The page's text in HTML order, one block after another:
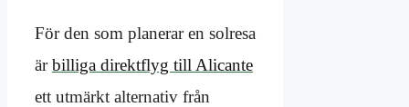
För den som planerar en solresa
ärbilliga direktflyg till Alicante
ett utmärkt alternativ från